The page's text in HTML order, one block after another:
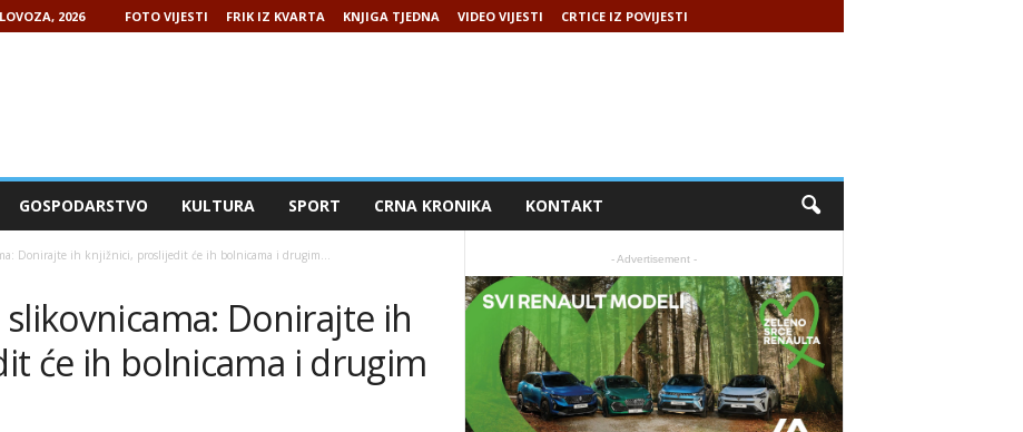
2026 FOTO VIJESTI FRIK IZ KVARTA KNJIGA TJEDNA VIDEO VIJESTI CRTICE IZ POVIJESTI
GOSPODARSTVO KULTURA SPORT CRNA KRONIKA KONTAKT
Donirajte ih knjižnici, proslijedit će ih bolnicama i drugim...
slikovnicama: Donirajte ih
će ih bolnicama i drugim
- Advertisement -